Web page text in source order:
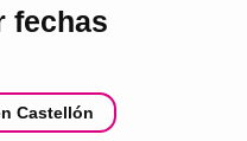
fechas
Castellón